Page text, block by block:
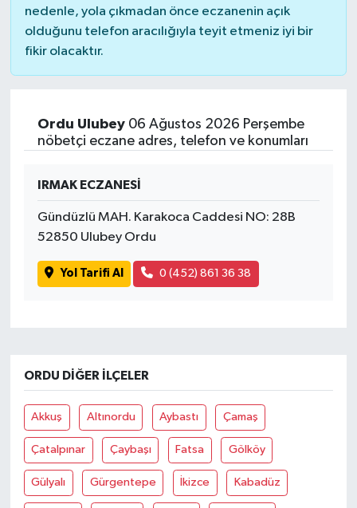
nedenle, yola çıkmadan önce eczanenin açık
olduğunu telefon aracılığıyla teyit etmeniz iyi bir
fikir olacaktır.
Ordu Ulubey06 Ağustos 2026 Perşembe
nöbetçi eczane adres, telefon ve konumları
IRMAK ECZANESİ
Gündüzlü MAH. Karakoca Caddesi NO: 28B
52850 Ulubey Ordu
Yol Tarifi Al 0 (452) 861 36 38
ORDU DIĞER İLÇELER
Akkuş Altınordu Aybastı Çamaş
Çatalpınar Çaybaşı Fatsa Gölköy
Gülyalı Gürgentepe İkizce Kabadüz